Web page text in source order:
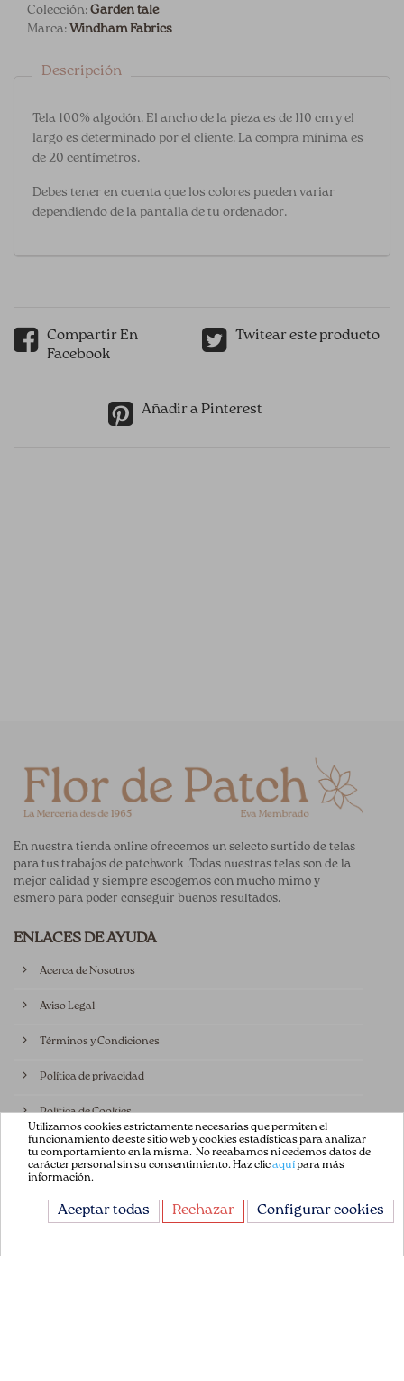
Colección:Garden tale
Marca:Windham Fabrics
Descripción
Tela 100% algodón. El ancho de la pieza es de 110 cm y el
largo es determinado por el cliente. La compra mínima es
de 20 centímetros.
Debes tener en cuenta que los colores pueden variar
dependiendo de la pantalla de tu ordenador.
Compartir En
Facebook
Twitear este producto
Añadir a Pinterest
En nuestra tienda online ofrecemos un selecto surtido de telas
para tus trabajos de patchwork .Todas nuestras telas son de la
mejor calidad y siempre escogemos con mucho mimo y
esmero para poder conseguir buenos resultados.
ENLACES DE AYUDA
Acerca de Nosotros
Aviso Legal
Términos y Condiciones
Política de privacidad
Política de Cookies
Contáctenos
CONTÁCTANOS
Utilizamos cookies estrictamente necesarias que permiten el
funcionamiento de este sitio web y cookies estadísticas para analizar
tu comportamiento en la misma. No recabamos ni cedemos datos de
carácter personal sin su consentimiento. Haz clicaquípara más
información.
Aceptar todas Rechazar Configurar cookies